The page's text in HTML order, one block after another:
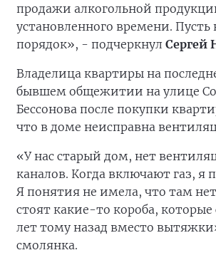
продажи алкогольной
установленного времени. Пусть
порядок», - подчеркнул Сергей
Владелица квартиры на
бывшем общежитии на улице
Бессонова после покупки
что в доме неисправна
«У нас старый дом, нет
каналов. Когда включают газ, я
Я понятия не имела, что там
стоят какие-то короба, которые
лет тому назад вместо
смолянка.